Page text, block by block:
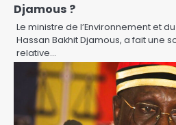
Djamous ?
Le ministre de l’Environnement et
Hassan Bakhit Djamous, a fait une
relative…